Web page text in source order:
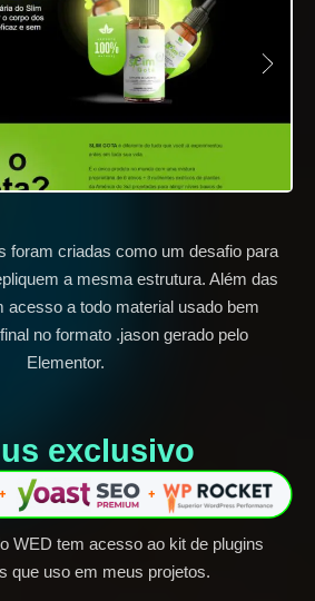
foram criadas como um desafio para
a mesma estrutura. Além das
acesso a todo material usado bem
no formato .jason gerado pelo
Elementor.
exclusivo​
WED tem acesso ao kit de plugins
que uso em meus projetos.